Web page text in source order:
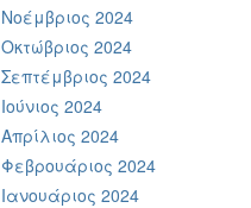
Νοέμβριος 2024
Οκτώβριος 2024
Σεπτέμβριος 2024
Ιούνιος 2024
Απρίλιος 2024
Φεβρουάριος 2024
Ιανουάριος 2024